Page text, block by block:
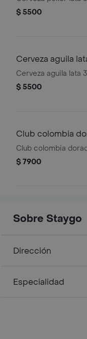
$ 5500
Cerveza aguila
Cerveza aguila lata
$ 5500
Club colombia
ml
Club colombia
$ 7900
Sobre Staygo
Dirección
Especialidad